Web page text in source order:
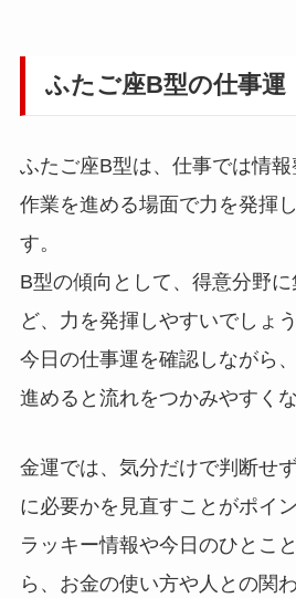
ふたご座B型の仕事運
ふたご座B型は、仕事では情
作業を進める場面で力を発揮
す。
B型の傾向として、得意分野
ど、力を発揮しやすいでしょう
今日の仕事運を確認しながら
進めると流れをつかみやすくな
金運では、気分だけで判断せ
に必要かを見直すことがポイン
ラッキー情報や今日のひとこ
ら、お金の使い方や人との関